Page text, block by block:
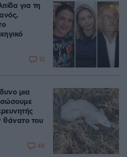
για τη
15
μια
σώσουμε
θάνατο του
48